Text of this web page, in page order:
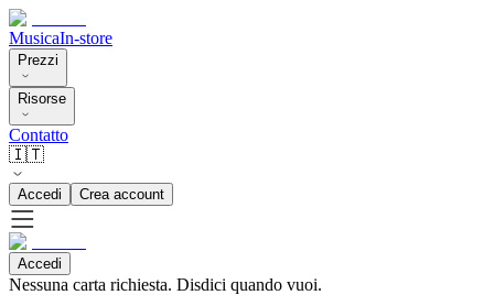
MusicaIn-store
Prezzi
Risorse
Contatto
🇮🇹
Accedi Crea account
Accedi
Nessuna carta richiesta. Disdici quando vuoi.